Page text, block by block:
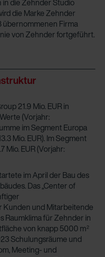
die Zehnder Studio
die Marke Zehnder
übernommenen Firma
von Zehnder fortgeführt.
21.9 Mio. EUR in
(Vorjahr:
im Segment Europa
Mio. EUR). Im Segment
Mio. EUR (Vorjahr:
im April der Bau des
Das „Center of
und Mitarbeitende
Raumklima für Zehnder in
von knapp 5000 m2
Schulungsräume und
Meeting- und